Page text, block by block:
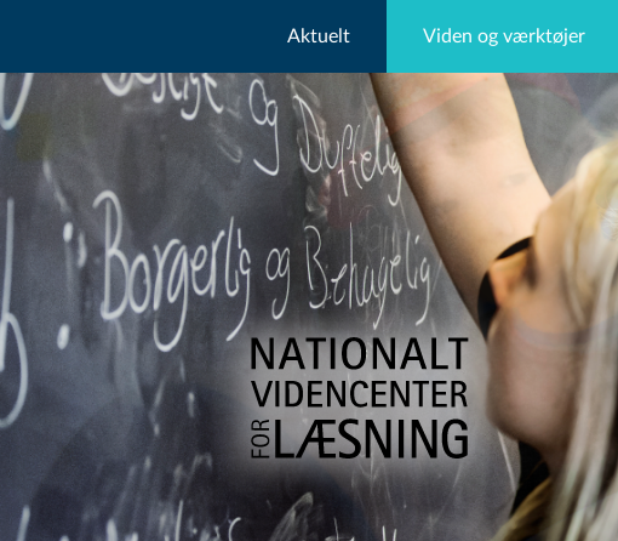
Aktuelt Viden og værktøjer